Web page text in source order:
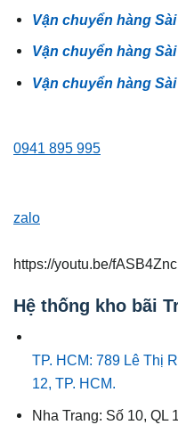
Vận chuyển hàng
Vận chuyển hàng
Vận chuyển hàng
0941 895 995
zalo
https://youtu.be/
Hệ thống kho bãi
TP. HCM: 789 Lê Thị
12, TP. HCM.
Nha Trang: Số 10, QL